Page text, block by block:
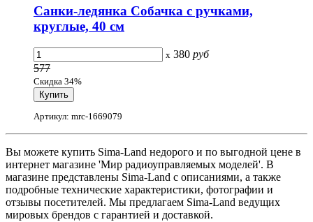
Санки-ледянка Собачка с ручками,
круглые, 40 см
x 380 руб
577
Скидка 34%
Артикул: mrc-1669079
Вы можете купить Sima-Land недорого и по выгодной цене в
интернет магазине 'Мир радиоуправляемых моделей'. В
магазине представлены Sima-Land с описаниями, а также
подробные технические характеристики, фотографии и
отзывы посетителей. Мы предлагаем Sima-Land ведущих
мировых брендов с гарантией и доставкой.